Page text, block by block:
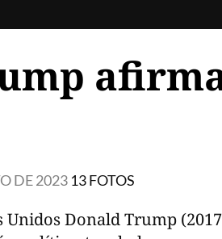
DE 2023 13 FOTOS
Unidos Donald Trump